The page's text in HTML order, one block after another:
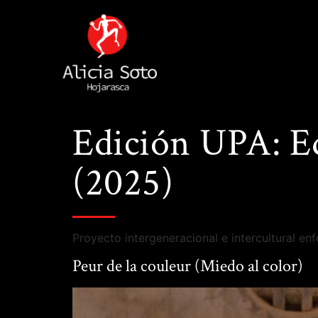
Edición UPA:
(2025)
Proyecto intergeneracional e intercultural
Peur de la couleur (Miedo al color)